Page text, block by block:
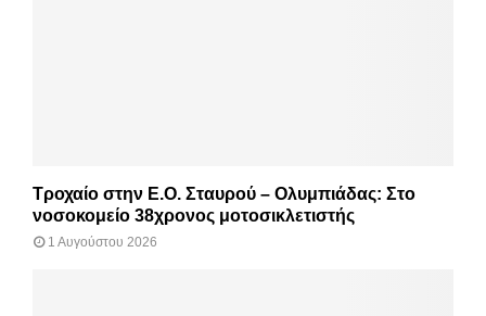
Τροχαίο στην Ε.Ο. Σταυρού – Ολυμπιάδας: Στο
νοσοκομείο 38χρονος μοτοσικλετιστής
1 Αυγούστου 2026